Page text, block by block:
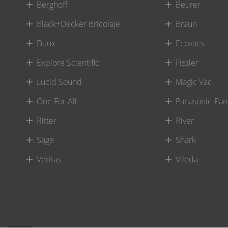
Berghoff
Beurer
Black+Decker Bricolaje
Braun
Duux
Ecovacs
Explore Scientific
Fissler
Lucid Sound
Magic Vac
One For All
Panasonic-
Ritter
River
Sage
Shark
Veritas
Vileda